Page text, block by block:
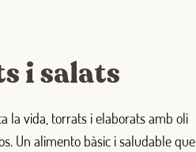
i salats
la vida, torrats i elaborats amb oli
Un alimento bàsic i saludable que